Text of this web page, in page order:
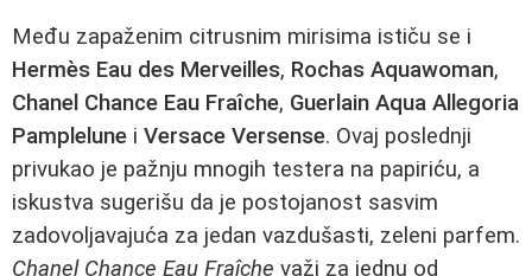
Među zapaženim citrusnim mirisima ističu se i
Hermès Eau des Merveilles, Rochas Aquawoman,
Chanel Chance Eau Fraîche, Guerlain Aqua Allegoria
Pamplelune i Versace Versense. Ovaj poslednji
privukao je pažnju mnogih testera na papiriću, a
iskustva sugerišu da je postojanost sasvim
zadovoljavajuća za jedan vazdušasti, zeleni parfem.
Chanel Chance Eau Fraîche važi za jednu od